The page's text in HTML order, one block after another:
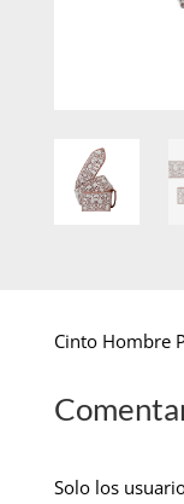
Cinto Hombre
Solo los